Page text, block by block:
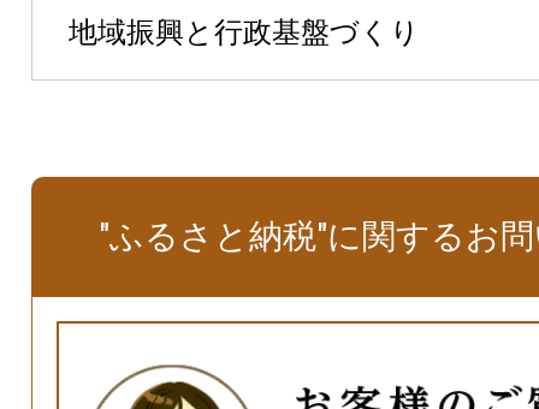
地域振興と行政基盤づくり
"ふるさと納税"に関するお